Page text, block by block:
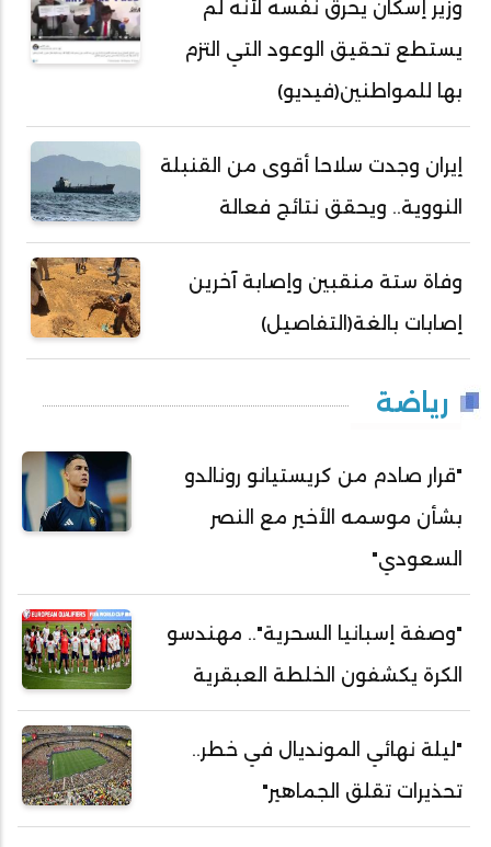
وزير إسكان يحرق نفسه لأنه لم
يستطع تحقيق الوعود التي التزم
بها للمواطنين(فيديو)
إيران وجدت سلاحا أقوى من القنبلة
النووية.. ويحقق نتائج فعالة
وفاة ستة منقبين وإصابة آخرين
إصابات بالغة(التفاصيل)
رياضة
"قرار صادم من كريستيانو رونالدو
بشأن موسمه الأخير مع النصر
السعودي"
"وصفة إسبانيا السحرية".. مهندسو
الكرة يكشفون الخلطة العبقرية
"ليلة نهائي المونديال في خطر..
تحذيرات تقلق الجماهير"